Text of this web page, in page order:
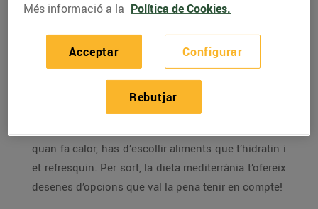
combatre amb el que menges.
Si a l’estiu la calor et treu la gana, no pateixis,
perquè això passa a moltes persones. Per això és
quan fa calor, has d’escollir aliments que t’hidratin i
et refresquin. Per sort, la dieta mediterrània t’ofereix
desenes d’opcions que val la pena tenir en compte!
Més informació a la Política de Cookies.
Configurar
Rebutjar
Acceptar